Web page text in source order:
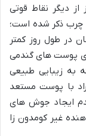
دیگر نقاط قوتی
ذکر شده است؛
در طول روز کمتر
پوست های گندمی
به زیبایی طبیعی
با پوست مستعد
ایجاد جوش های
غیر کومدون زا